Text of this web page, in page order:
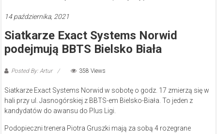
Lubliniec,
14 października, 2021
Siatkarze Exact Systems Norwid
podejmują BBTS Bielsko Biała
Posted By: Artur 358 Views
Siatkarze Exact Systems Norwid w sobotę o godz. 17 zmierzą się w
hali przy ul. Jasnogórskiej z BBTS-em Bielsko-Biała. To jeden z
kandydatów do awansu do Plus Ligi.
Podopieczni trenera Piotra Gruszki mają za sobą 4 rozegrane